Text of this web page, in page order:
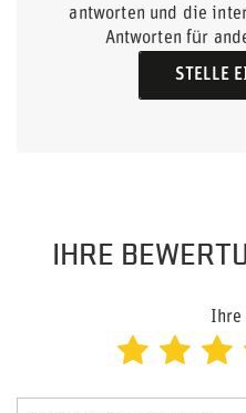
antworten und die
Antworten für
STELLE
IHRE
Ihre